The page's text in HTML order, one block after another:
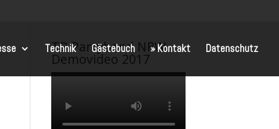
Technik Gästebuch » Kontakt Datenschutz
TB Partyband NRW
Demovideo 2017